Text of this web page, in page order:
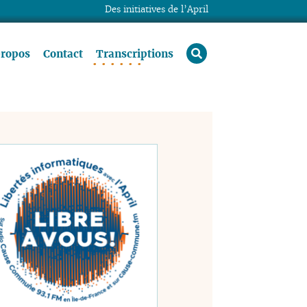
Contact Transcriptions rechercher
Des initiatives de l’April